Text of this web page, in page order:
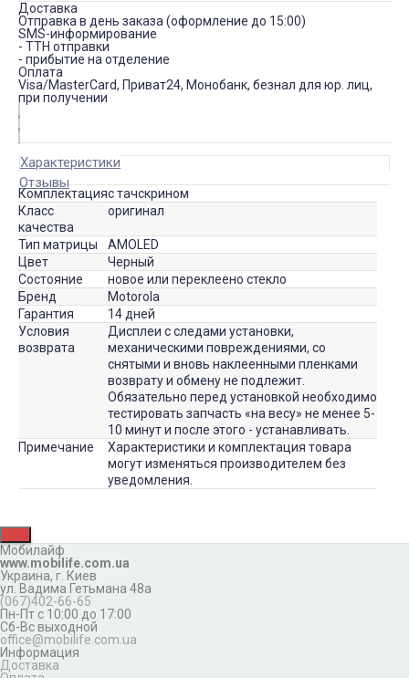
Доставка
Отправка в день заказа (оформление до 15:00)
SMS-информирование
- ТТН отправки
- прибытие на отделение
Оплата
Visa/MasterCard, Приват24, Монобанк, безнал для юр. лиц,
при получении
Характеристики
Отзывы
Комплектацияс тачскрином
Класс
качества
оригинал
Тип матрицы
AMOLED
Цвет
Черный
Состояние
новое или переклеено стекло
Бренд
Motorola
Гарантия
14 дней
Условия
возврата
Дисплеи с следами установки,
механическими повреждениями, со
снятыми и вновь наклеенными пленками
возврату и обмену не подлежит.
Обязательно перед установкой необходимо
тестировать запчасть «на весу» не менее 5-
10 минут и после этого - устанавливать.
Примечание
Характеристики и комплектация товара
могут изменяться производителем без
уведомления.
Мобилайф
www.mobilife.com.ua
Украина, г. Киев
ул. Вадима Гетьмана 48а
(067)402-66-65
Пн-Пт с 10:00 до 17:00
Сб-Вс выходной
office@mobilife.com.ua
Информация
Доставка